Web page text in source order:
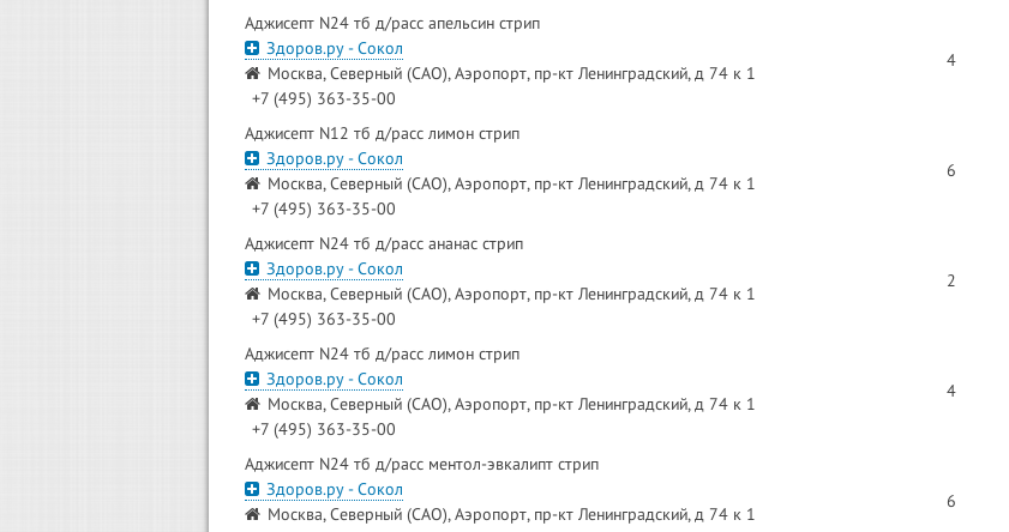
Аджисепт N24 тб д/расс апельсин стрип
Здоров.ру - Сокол
Москва, Северный (САО), Аэропорт, пр-кт Ленинградский, д 74 к 1
+7 (495) 363-35-00
4
Аджисепт N12 тб д/расс лимон стрип
Здоров.ру - Сокол
Москва, Северный (САО), Аэропорт, пр-кт Ленинградский, д 74 к 1
+7 (495) 363-35-00
6
Аджисепт N24 тб д/расс ананас стрип
Здоров.ру - Сокол
Москва, Северный (САО), Аэропорт, пр-кт Ленинградский, д 74 к 1
+7 (495) 363-35-00
2
Аджисепт N24 тб д/расс лимон стрип
Здоров.ру - Сокол
Москва, Северный (САО), Аэропорт, пр-кт Ленинградский, д 74 к 1
+7 (495) 363-35-00
4
Аджисепт N24 тб д/расс ментол-эвкалипт стрип
Здоров.ру - Сокол
Москва, Северный (САО), Аэропорт, пр-кт Ленинградский, д 74 к 1
6